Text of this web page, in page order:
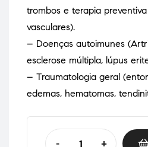
trombos e terapia
vasculares).
– Doenças autoimunes
esclerose múltipla, lúpus
– Traumatologia geral
edemas, hematomas,
- +